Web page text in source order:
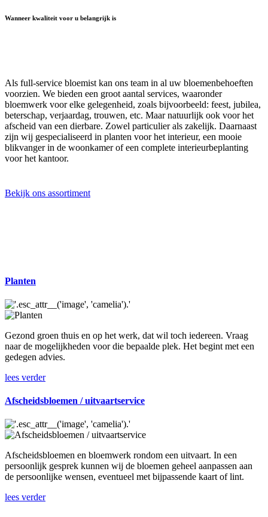
Wanneer kwaliteit voor u belangrijk is
Als full-service bloemist kan ons team in al uw bloemenbehoeften
voorzien. We bieden een groot aantal services, waaronder
bloemwerk voor elke gelegenheid, zoals bijvoorbeeld: feest, jubilea,
beterschap, verjaardag, trouwen, etc. Maar natuurlijk ook voor het
afscheid van een dierbare. Zowel particulier als zakelijk. Daarnaast
zijn wij gespecialiseerd in planten voor het interieur, een mooie
blikvanger in de woonkamer of een complete interieurbeplanting
voor het kantoor.
Bekijk ons assortiment
Planten
Gezond groen thuis en op het werk, dat wil toch iedereen. Vraag
naar de mogelijkheden voor die bepaalde plek. Het begint met een
gedegen advies.
lees verder
Afscheidsbloemen / uitvaartservice
Afscheidsbloemen en bloemwerk rondom een uitvaart. In een
persoonlijk gesprek kunnen wij de bloemen geheel aanpassen aan
de persoonlijke wensen, eventueel met bijpassende kaart of lint.
lees verder